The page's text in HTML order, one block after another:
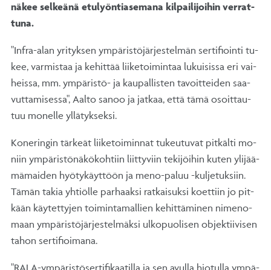
nä­kee sel­keä­nä etu­lyön­tia­se­ma­na kil­pai­li­joi­hin ver­rat­
tu­na.
"In­fra-alan yri­tyk­sen ym­pä­ris­tö­jär­jes­tel­män ser­ti­fioin­ti tu­
kee, var­mis­taa ja ke­hit­tää lii­ke­toi­min­taa lu­kui­sis­sa eri vai­
heis­sa, mm. ym­pä­ris­tö- ja kau­pal­lis­ten ta­voit­tei­den saa­
vut­ta­mi­ses­sa", Aal­to sa­noo ja jat­kaa, et­tä tä­mä osoit­tau­
tuu mo­nel­le yl­lä­tyk­sek­si.
Ko­ne­rin­gin tär­keät lii­ke­toi­min­nat tu­keu­tu­vat pit­käl­ti mo­
niin ym­pä­ris­tö­nä­kö­koh­tiin liit­ty­viin te­ki­jöi­hin ku­ten yli­jää­
mä­mai­den hyö­ty­käyt­töön ja me­no-pa­luu -kul­je­tuk­siin.
Tä­män ta­kia yh­tiöl­le par­haak­si rat­kai­suk­si koet­tiin jo pit­
kään käy­tet­ty­jen toi­min­ta­mal­lien ke­hit­tä­mi­nen ni­me­no­
maan ym­pä­ris­tö­jär­jes­tel­mäk­si ul­ko­puo­li­sen ob­jek­tii­vi­sen
ta­hon ser­ti­fioi­ma­na.